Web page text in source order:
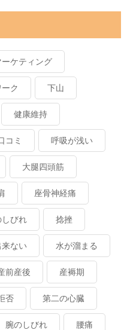
ーケティング
ク 下山
健康維持
コミ 呼吸が浅い
大腿四頭筋
座骨神経痛
しびれ 捻挫
ない 水が溜まる
前産後 産褥期
否 第二の心臓
腕のしびれ 腰痛